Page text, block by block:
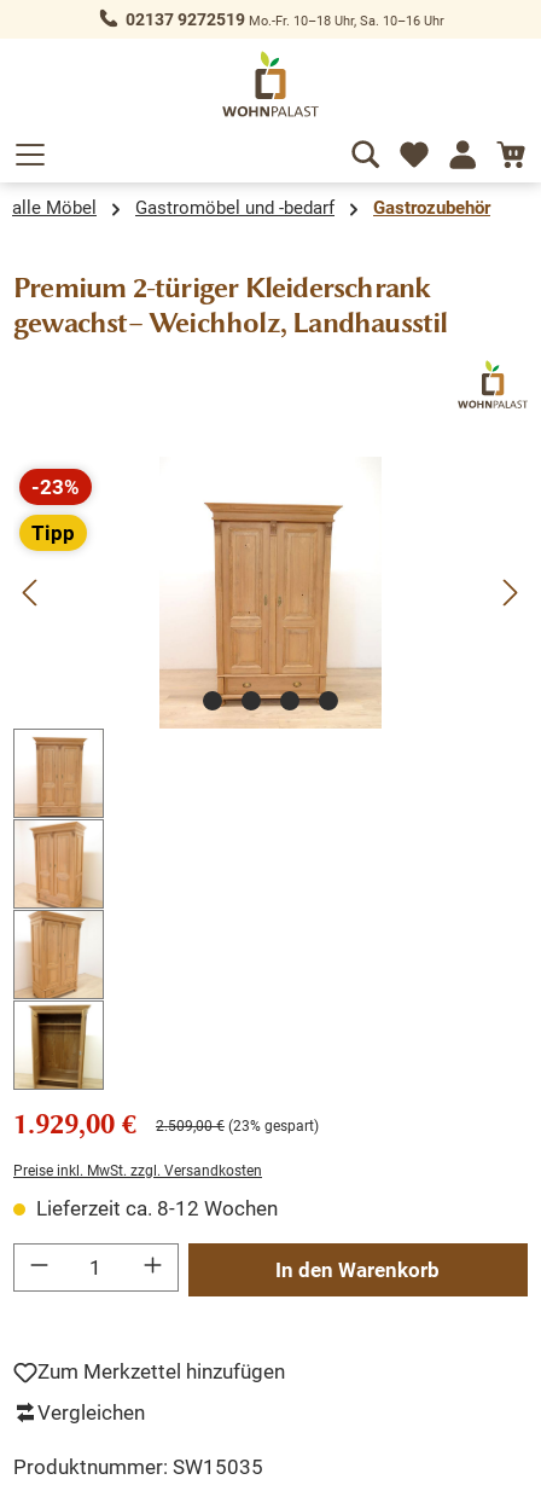
springen 02137 9272519Mo.-Fr. 10–18 Uhr, Sa. 10–16 Uhr
alle Möbel Gastromöbel und -bedarf Gastrozubehör
Premium 2-türiger Kleiderschrank
gewachst– Weichholz, Landhausstil
Bildergalerie überspringen
-23%
Rabatt
Tipp
1.929,00 € 2.509,00 € (23% gespart)
Preise inkl. MwSt. zzgl. Versandkosten
Lieferzeit ca. 8-12 Wochen
Produkt Anzahl: Gib den gewünschten Wert ein oder benutze die Schaltflächen
In den Warenkorb
Zum Merkzettel hinzufügen
Vergleichen
Produktnummer: SW15035